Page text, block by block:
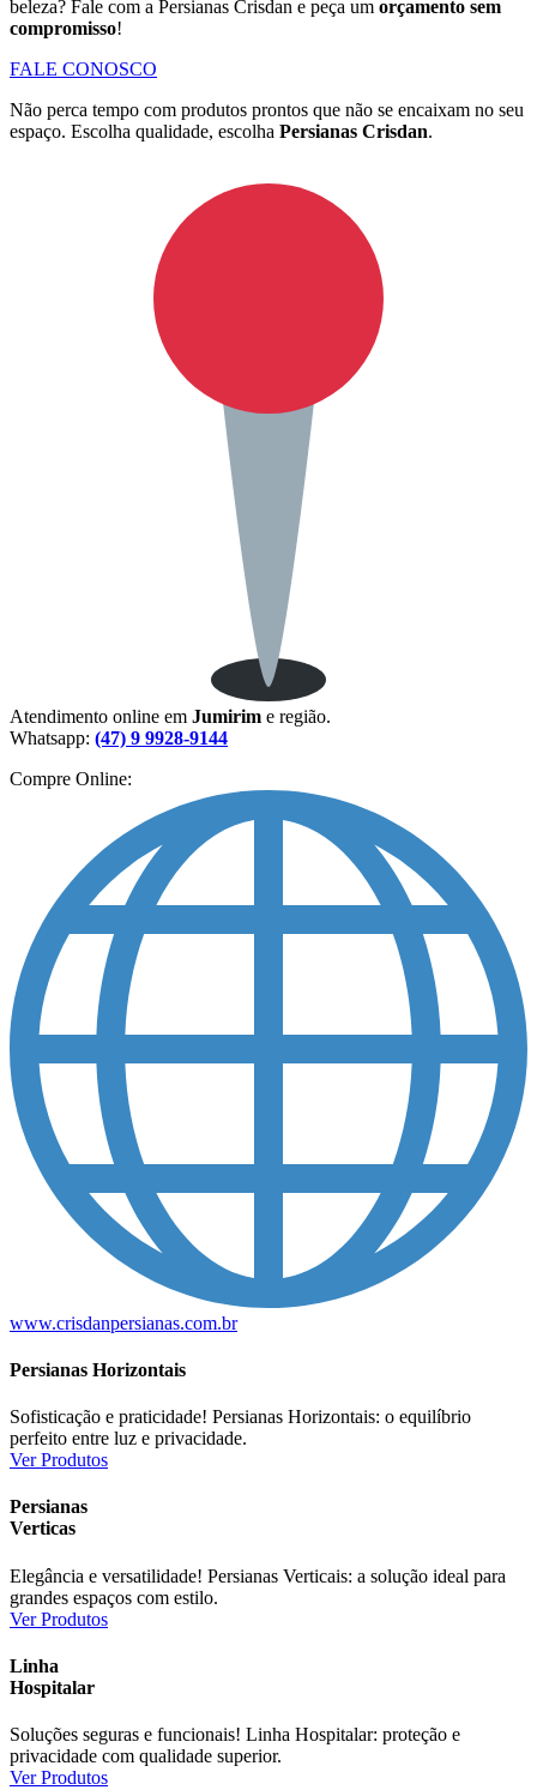
beleza? Fale com a Persianas Crisdan e peça um orçamento sem
compromisso!
FALE CONOSCO
Não perca tempo com produtos prontos que não se encaixam no seu
espaço. Escolha qualidade, escolha Persianas Crisdan.
Atendimento online em Jumirim e região.
Whatsapp: (47) 9 9928-9144
Compre Online:
www.crisdanpersianas.com.br
Persianas Horizontais
Sofisticação e praticidade! Persianas Horizontais: o equilíbrio
perfeito entre luz e privacidade.
Ver Produtos
Persianas
Verticas
Elegância e versatilidade! Persianas Verticais: a solução ideal para
grandes espaços com estilo.
Ver Produtos
Linha
Hospitalar
Soluções seguras e funcionais! Linha Hospitalar: proteção e
privacidade com qualidade superior.
Ver Produtos